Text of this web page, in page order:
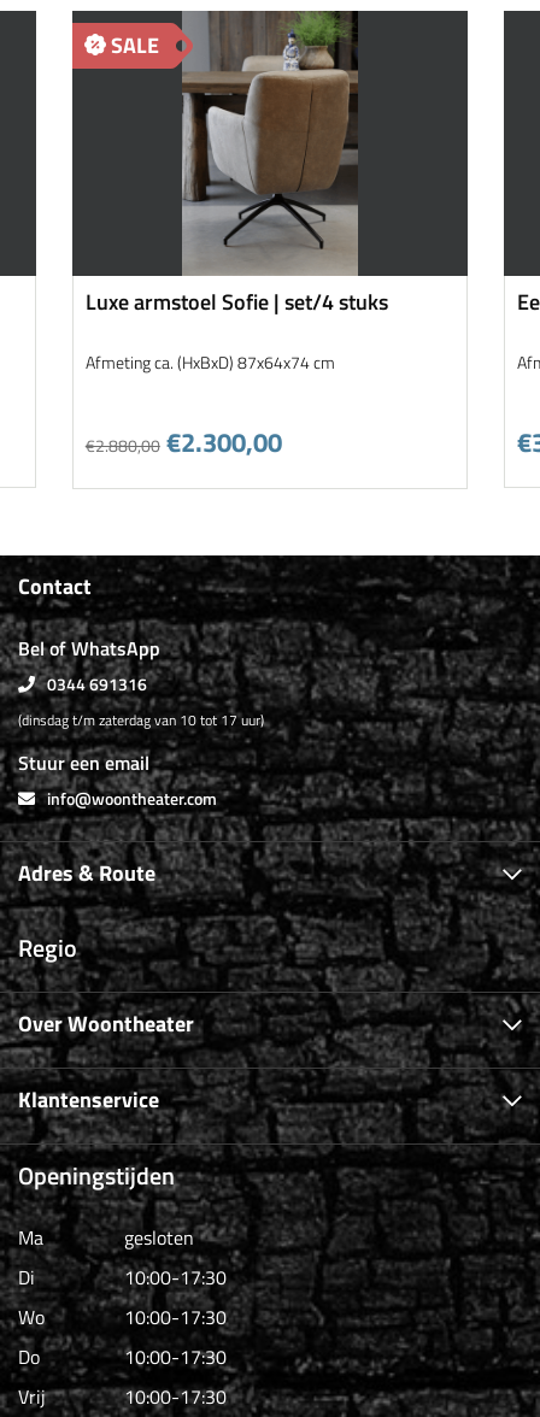
SALE
Luxe armstoel Sofie | set/4 stuks
Afmeting ca. (HxBxD) 87x64x74 cm
€2.880,00 €2.300,00
Contact
Bel of WhatsApp
0344 691316
(dinsdag t/m zaterdag van 10 tot 17 uur)
Stuur een email
info@woontheater.com
Adres & Route
Regio
Over Woontheater
Klantenservice
Openingstijden
Ma
gesloten
Di
10:00-17:30
Wo
10:00-17:30
Do
10:00-17:30
Vrij
10:00-17:30